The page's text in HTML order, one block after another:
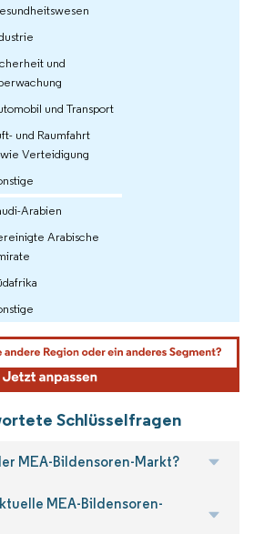
und
und Transport
und Raumfahrt
Verteidigung
Arabien
Arabische
Schlüsselfragen
MEA-Bildensoren-Markt?
MEA-Bildensoren-